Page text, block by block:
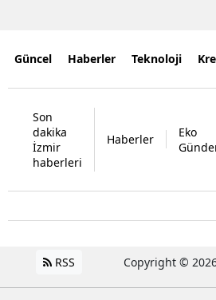
Güncel Haberler Teknoloji
Son
dakika
İzmir
haberleri
Haberler
Eko
RSS Copyright © 2026